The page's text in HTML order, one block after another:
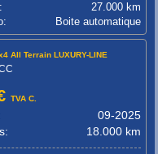
27.000 km
Boite automatique
All Terrain LUXURY-LINE
TVA C.
09-2025
18.000 km